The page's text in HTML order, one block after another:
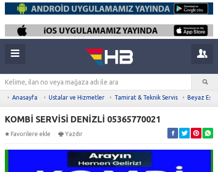
Anasayfa Ustalar ve Hizmetler Tamirat & Teknik Servis Beyaz
KOMBİ SERVİSİ DENİZLİ 05365770021
Favorilere ekle Yazdır